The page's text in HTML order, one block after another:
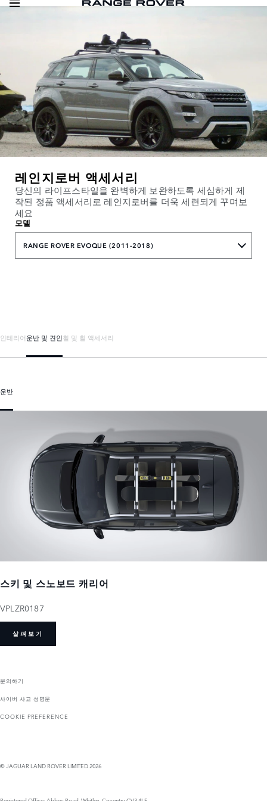
레인지로버 액세서리
당신의 라이프스타일을 완벽하게 보완하도록 세심하게 제
작된 정품 액세서리로 레인지로버를 더욱 세련되게 꾸며보
세요
모델
RANGE ROVER EVOQUE (2011-2018)
인테리어운반 및 견인휠 및 휠 액세서리
운반
스키 및 스노보드 캐리어
VPLZR0187
살펴보기
문의하기
사이버 사고 성명문
COOKIE PREFERENCE
© JAGUAR LAND ROVER LIMITED 2026